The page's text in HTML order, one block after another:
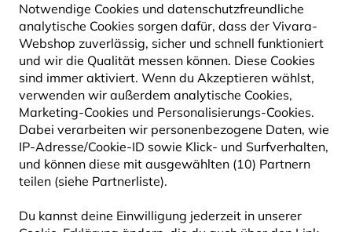
Notwendige Cookies und datenschutzfreundliche
analytische Cookies sorgen dafür, dass der Vivara-
Webshop zuverlässig, sicher und schnell funktioniert
und wir die Qualität messen können. Diese Cookies
sind immer aktiviert. Wenn du Akzeptieren wählst,
verwenden wir außerdem analytische Cookies,
Marketing-Cookies und Personalisierungs-Cookies.
Dabei verarbeiten wir personenbezogene Daten, wie
IP-Adresse/Cookie-ID sowie Klick- und Surfverhalten,
und können diese mit ausgewählten (10) Partnern
teilen (siehe Partnerliste).
Du kannst deine Einwilligung jederzeit in unserer